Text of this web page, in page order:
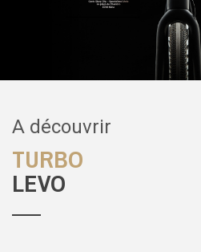
A découvrir
TURBO
LEVO